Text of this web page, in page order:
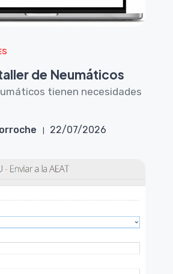
de Neumáticos
tienen necesidades
22/07/2026